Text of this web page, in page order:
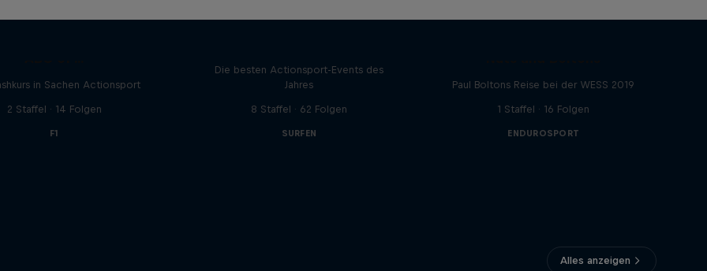
in Sachen Actionsport
2 Staffel · 14 Folgen
F1
Die besten Actionsport-Events des
Jahres
8 Staffel · 62 Folgen
SURFEN
Paul Boltons Reise bei der WESS 2019
1 Staffel · 16 Folgen
ENDUROSPORT
Alles anzeigen